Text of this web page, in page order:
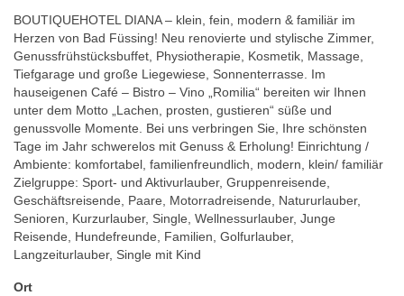
BOUTIQUEHOTEL DIANA – klein, fein, modern & familiär im
Herzen von Bad Füssing! Neu renovierte und stylische Zimmer,
Genussfrühstücksbuffet, Physiotherapie, Kosmetik, Massage,
Tiefgarage und große Liegewiese, Sonnenterrasse. Im
hauseigenen Café – Bistro – Vino „Romilia“ bereiten wir Ihnen
unter dem Motto „Lachen, prosten, gustieren“ süße und
genussvolle Momente. Bei uns verbringen Sie, Ihre schönsten
Tage im Jahr schwerelos mit Genuss & Erholung! Einrichtung /
Ambiente: komfortabel, familienfreundlich, modern, klein/ familiär
Zielgruppe: Sport- und Aktivurlauber, Gruppenreisende,
Geschäftsreisende, Paare, Motorradreisende, Natururlauber,
Senioren, Kurzurlauber, Single, Wellnessurlauber, Junge
Reisende, Hundefreunde, Familien, Golfurlauber,
Langzeiturlauber, Single mit Kind
Ort